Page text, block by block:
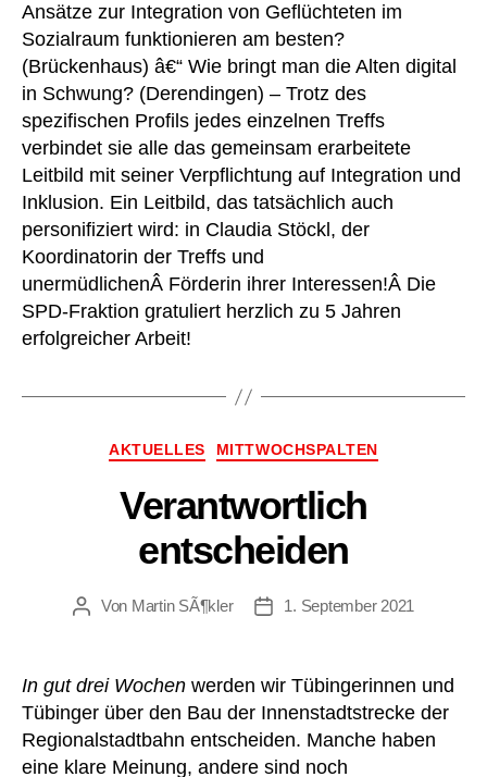
Ansätze zur Integration von Geflüchteten im
Sozialraum funktionieren am besten?
(Brückenhaus) â€“ Wie bringt man die Alten digital
in Schwung? (Derendingen) – Trotz des
spezifischen Profils jedes einzelnen Treffs
verbindet sie alle das gemeinsam erarbeitete
Leitbild mit seiner Verpflichtung auf Integration und
Inklusion. Ein Leitbild, das tatsächlich auch
personifiziert wird: in Claudia Stöckl, der
Koordinatorin der Treffs und
unermüdlichenÂ Förderin ihrer Interessen!Â Die
SPD-Fraktion gratuliert herzlich zu 5 Jahren
erfolgreicher Arbeit!
Kategorien
AKTUELLES MITTWOCHSPALTEN
Verantwortlich
entscheiden
Beitragsautor
Von Martin SÃ¶kler Beitragsdatum
1. September 2021
In gut drei Wochen werden wir Tübingerinnen und
Tübinger über den Bau der Innenstadtstrecke der
Regionalstadtbahn entscheiden. Manche haben
eine klare Meinung, andere sind noch